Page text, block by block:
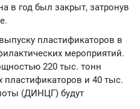
в год был закрыт, затронув
пластификаторов в
мероприятий.
220 тыс. тонн
и 40 тыс.
(ДИНЦГ) будут